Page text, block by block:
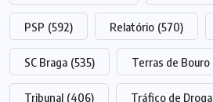
PSP (592) Relatório (570)
SC Braga (535) Terras de Bouro
Tribunal (406) Tráfico de Droga